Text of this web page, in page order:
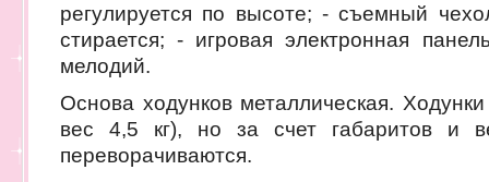
регулируется по высоте; - съемный
стирается; - игровая электронная
мелодий.
Основа ходунков металлическая.
вес 4,5 кг), но за счет габаритов и
переворачиваются.